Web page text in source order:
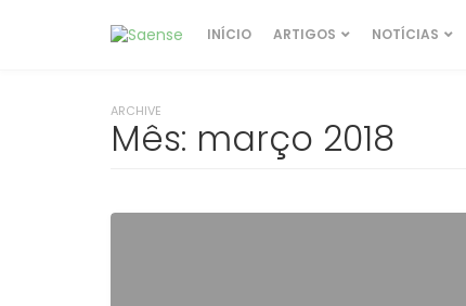
INÍCIO ARTIGOS NOTÍCIAS
ARCHIVE
Mês: março 2018